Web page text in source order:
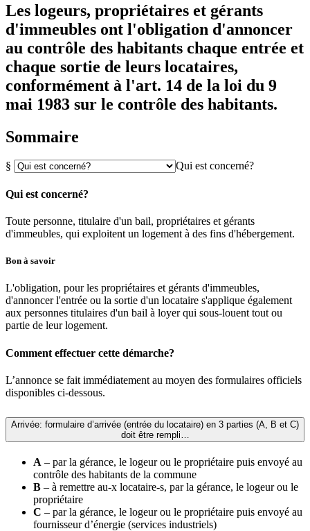
Les logeurs, propriétaires et gérants
d'immeubles ont l'obligation d'annoncer
au contrôle des habitants chaque entrée et
chaque sortie de leurs locataires,
conformément à l'art. 14 de la loi du 9
mai 1983 sur le contrôle des habitants.
Sommaire
§ Qui est concerné?
Qui est concerné?
Toute personne, titulaire d'un bail, propriétaires et gérants
d'immeubles, qui exploitent un logement à des fins d'hébergement.
Bon à savoir
L'obligation, pour les propriétaires et gérants d'immeubles,
d'annoncer l'entrée ou la sortie d'un locataire s'applique également
aux personnes titulaires d'un bail à loyer qui sous-louent tout ou
partie de leur logement.
Comment effectuer cette démarche?
L’annonce se fait immédiatement au moyen des formulaires officiels
disponibles ci-dessous.
Arrivée: formulaire d’arrivée (entrée du locataire) en 3 parties (A, B et C)
doit être rempli…
A – par la gérance, le logeur ou le propriétaire puis envoyé au
contrôle des habitants de la commune
B – à remettre au-x locataire-s, par la gérance, le logeur ou le
propriétaire
C – par la gérance, le logeur ou le propriétaire puis envoyé au
fournisseur d’énergie (services industriels)